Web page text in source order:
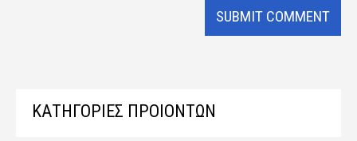
ΚΑΤΗΓΟΡΙΕΣ ΠΡΟΙΟΝΤΩΝ